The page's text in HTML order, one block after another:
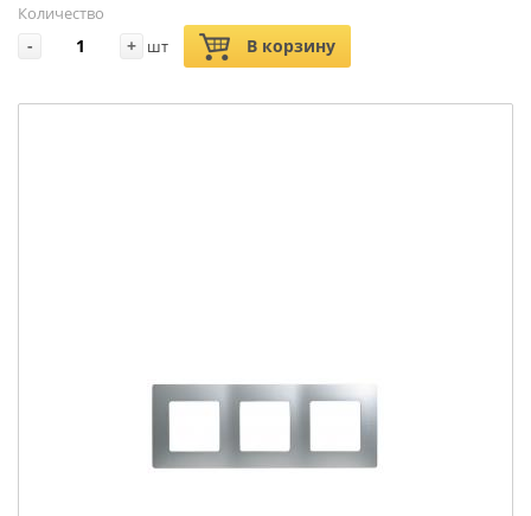
Количество
- + шт В корзину